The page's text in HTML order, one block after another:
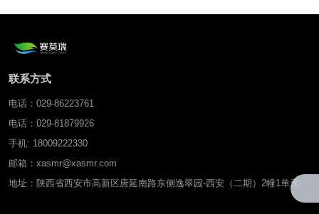
联系方式
电话：029-86223761
电话：029-81879926
手机: 18009222330
邮箱：xasmr@xasmr.com
地址：陕西省西安市高新区唐延南路东侧逸翠园-西安（二期）2幢1单元